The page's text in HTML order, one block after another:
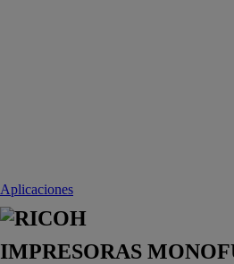
Aplicaciones
IMPRESORAS